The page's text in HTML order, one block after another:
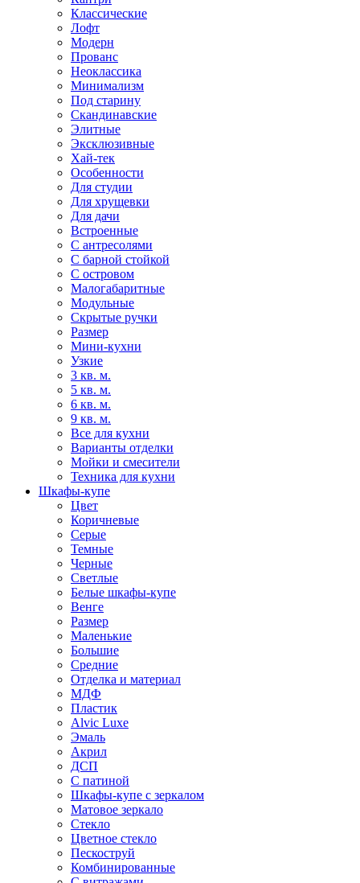
Классические
Лофт
Модерн
Прованс
Неоклассика
Минимализм
Под старину
Скандинавские
Элитные
Эксклюзивные
Хай-тек
Особенности
Для студии
Для хрущевки
Для дачи
Встроенные
С антресолями
С барной стойкой
С островом
Малогабаритные
Модульные
Скрытые ручки
Размер
Мини-кухни
Узкие
3 кв. м.
5 кв. м.
6 кв. м.
9 кв. м.
Все для кухни
Варианты отделки
Мойки и смесители
Техника для кухни
Шкафы-купе
Цвет
Коричневые
Серые
Темные
Черные
Светлые
Белые шкафы-купе
Венге
Размер
Маленькие
Большие
Средние
Отделка и материал
МДФ
Пластик
Alvic Luxe
Эмаль
Акрил
ДСП
С патиной
Шкафы-купе с зеркалом
Матовое зеркало
Стекло
Цветное стекло
Пескоструй
Комбинированные